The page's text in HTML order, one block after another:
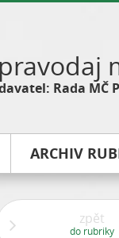
Rada MČ
ARCHIV
zpět
do rubriky